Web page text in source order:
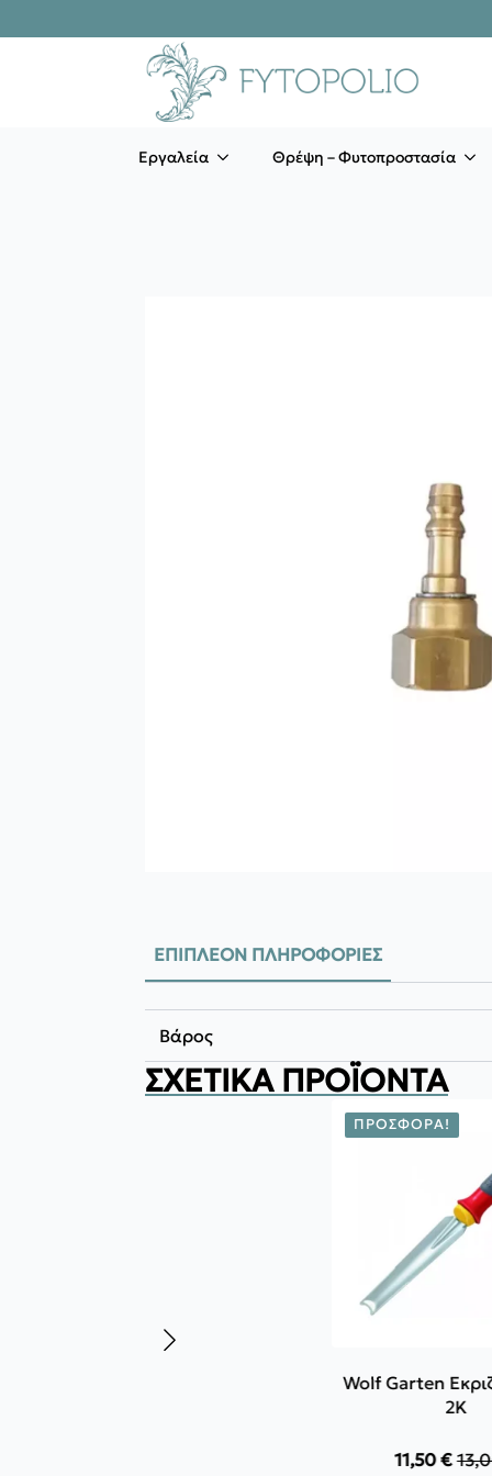
Εργαλεία Θρέψη – Φυτοπροστασία
ΕΠΙΠΛΈΟΝ ΠΛΗΡΟΦΟΡΊΕΣ
Βάρος
ΣΧΕΤΙΚΆ ΠΡΟΪΌΝΤΑ
ΠΡΟΣΦΟΡΆ!
Wolf Garten
2K
11,50€Η